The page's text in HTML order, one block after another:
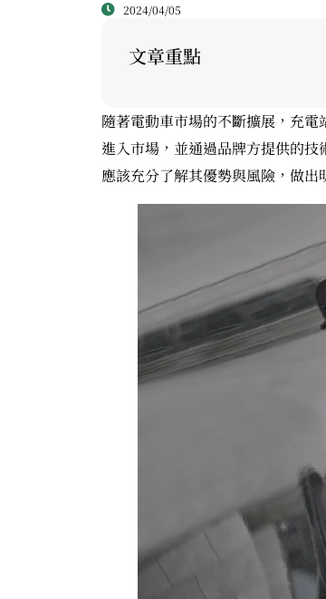
2024/04/05
文章重點
隨著電動車市場的不斷擴展，充
進入市場，並通過品牌方提供的
應該充分了解其優勢與風險，做出